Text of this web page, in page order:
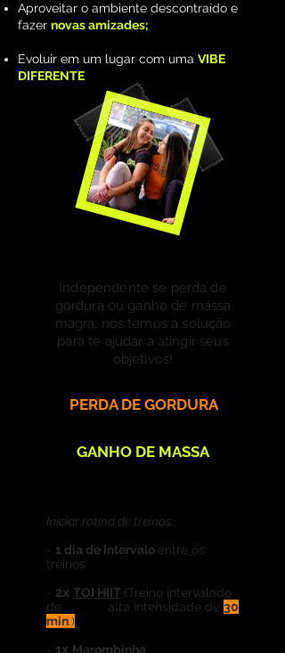
Aproveitar o ambiente descontraído e
fazer novas amizades;
Evoluir em um lugar com uma VIBE
DIFERENTE
Independente se perda de
gordura ou ganho de massa
magra, nós temos a solução
para te ajudar a atingir seus
objetivos!
PERDA DE GORDURA
GANHO DE MASSA
Iniciar rotina de treinos:
- 1 dia de Intervalo entre os
treinos
- 2x TOI HIIT (Treino intervalado
de alta intensidade de 30
min.)
- 1x Marombinha